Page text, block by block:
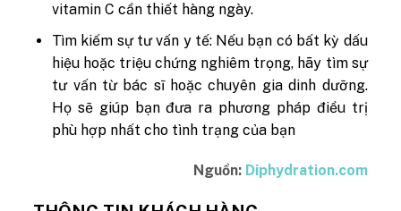
vitamin C cần thiết hàng ngày.
Tìm kiếm sự tư vấn y tế: Nếu bạn có bất kỳ dấu
hiệu hoặc triệu chứng nghiêm trọng, hãy tìm sự
tư vấn từ bác sĩ hoặc chuyên gia dinh dưỡng.
Họ sẽ giúp bạn đưa ra phương pháp điều trị
phù hợp nhất cho tình trạng của bạn
Nguồn: Diphydration.com